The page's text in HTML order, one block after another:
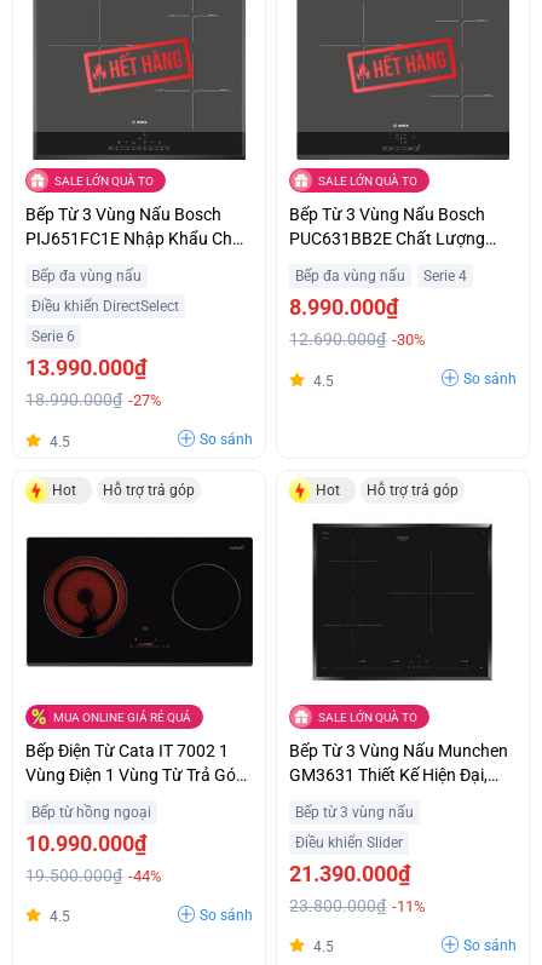
SALE LỚN QUÀ TO
Bếp Từ 3 Vùng Nấu Bosch
PIJ651FC1E Nhập Khẩu Châu
Bếp đa vùng nấu
Điều khiển DirectSelect
Serie 6
13.990.000₫
18.990.000₫ -27%
4.5 So sánh
SALE LỚN QUÀ TO
Bếp Từ 3 Vùng Nấu Bosch
PUC631BB2E Chất Lượng
Bếp đa vùng nấu Serie 4
8.990.000₫
12.690.000₫ -30%
4.5 So sánh
Hot Hỗ trợ trả góp
MUA ONLINE GIÁ RẺ QUÁ
Bếp Điện Từ Cata IT 7002 1
Vùng Điện 1 Vùng Từ Trả Góp
Bếp từ hồng ngoại
10.990.000₫
19.500.000₫ -44%
4.5 So sánh
Hot Hỗ trợ trả góp
SALE LỚN QUÀ TO
Bếp Từ 3 Vùng Nấu Munchen
GM3631 Thiết Kế Hiện Đại,
Bếp từ 3 vùng nấu
Điều khiển Slider
21.390.000₫
23.800.000₫ -11%
4.5 So sánh